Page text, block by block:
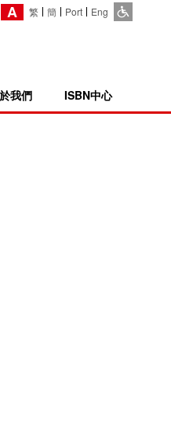
A 繁 簡 Port Eng
我們 ISBN中心